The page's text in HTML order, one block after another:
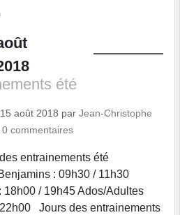
été
15 août 2018 par Jean-Christophe
0 commentaires
entrainements été
: 09h30 / 11h30
18h00 / 19h45 Ados/Adultes
Jours des entrainements